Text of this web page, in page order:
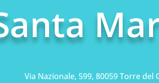
Via Nazionale, 599, 80059 Torre del